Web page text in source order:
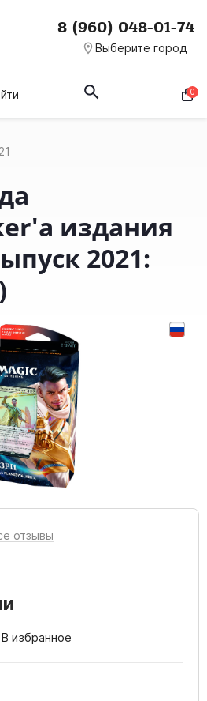
room Выберите город
8 (960) 048-01-74
0
издания
2021:
отзывы